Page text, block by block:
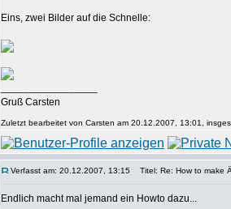
Eins, zwei Bilder auf die Schnelle:
Gruß Carsten
Zuletzt bearbeitet von Carsten am 20.12.2007, 13:01,
Verfasst am: 20.12.2007, 13:15 Titel: Re: How to make
Endlich macht mal jemand ein Howto dazu...